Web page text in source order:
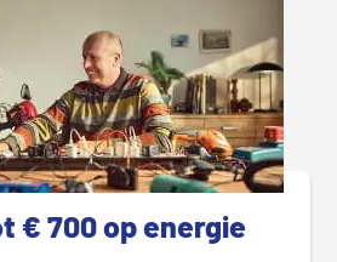
€ 700 op energie